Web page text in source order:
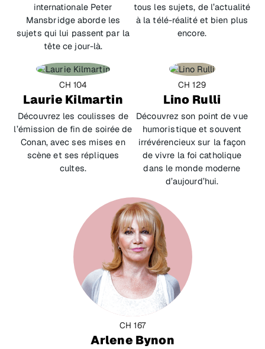
internationale Peter
Mansbridge aborde les
sujets qui lui passent par la
tête ce jour-là.
tous les sujets, de l’actualité
à la télé-réalité et bien plus
encore.
CH 104
Laurie Kilmartin
Découvrez les coulisses de
l’émission de fin de soirée de
Conan, avec ses mises en
scène et ses répliques
cultes.
CH 129
Lino Rulli
Découvrez son point de vue
humoristique et souvent
irrévérencieux sur la façon
de vivre la foi catholique
dans le monde moderne
d’aujourd’hui.
CH 167
Arlene Bynon